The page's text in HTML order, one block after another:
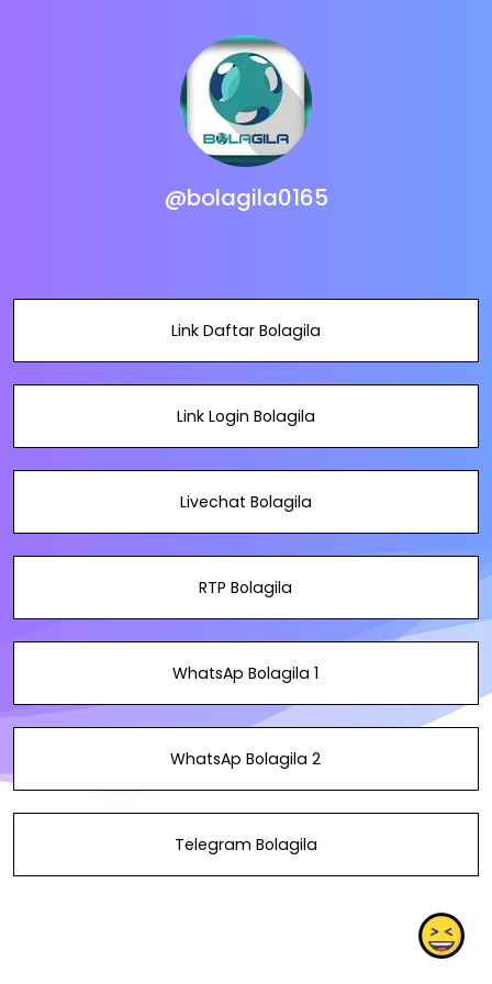
@bolagila0165
Link Daftar Bolagila
Link Login Bolagila
Livechat Bolagila
RTP Bolagila
WhatsAp Bolagila 1
WhatsAp Bolagila 2
Telegram Bolagila